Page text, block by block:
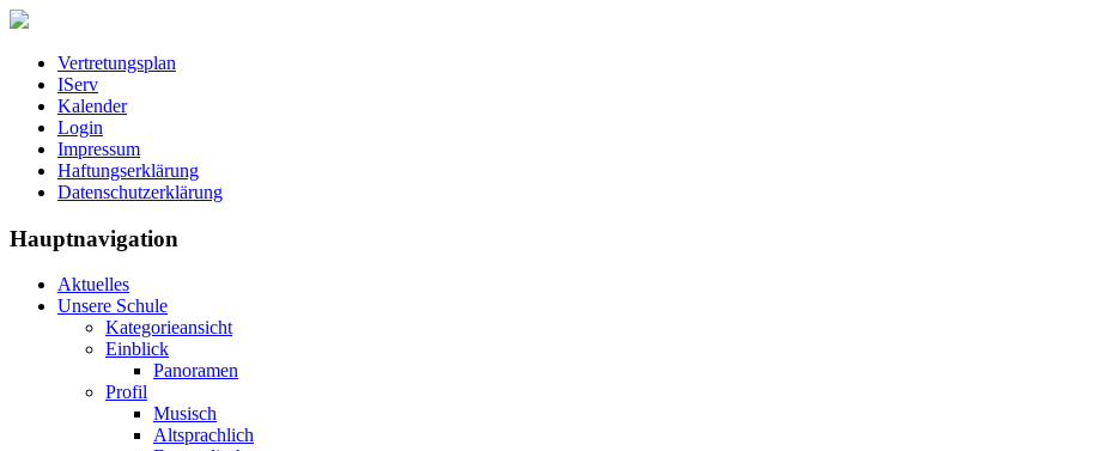
Vertretungsplan
IServ
Kalender
Login
Impressum
Haftungserklärung
Datenschutzerklärung
Hauptnavigation
Aktuelles
Unsere Schule
Kategorieansicht
Einblick
Panoramen
Profil
Musisch
Altsprachlich